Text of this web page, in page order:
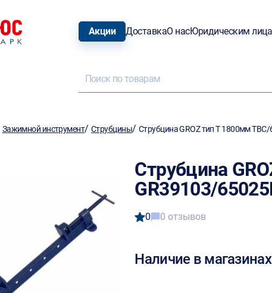
Акции ДоставкаО насЮридическим
Зажимной инструмент/Струбцины/Струбцина GROZ тип T 1800мм
Струбцина
GR39103/
0 0 отзывов
Наличие в магазинах